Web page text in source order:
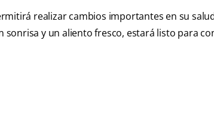
realizar cambios importantes en su
sonrisa y un aliento fresco, estará listo para